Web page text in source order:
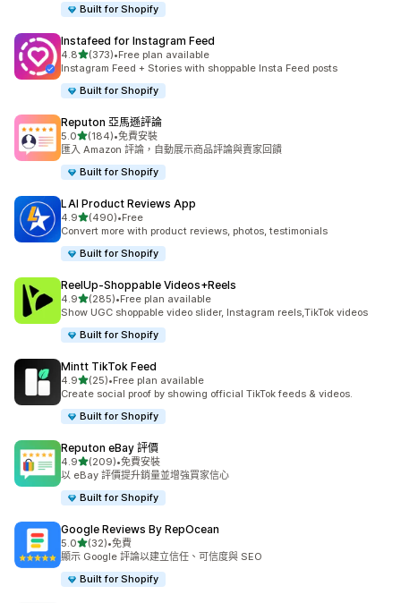
Built for Shopify
Instafeed for Instagram Feed
4.8滿分 5 顆星
(373)
共有 373 則評價
•Free plan available
Instagram Feed + Stories with shoppable Insta Feed posts
Built for Shopify
Reputon 亞馬遜評論
5.0滿分 5 顆星
(184)
共有 184 則評價
•免費安裝
匯入 Amazon 評論，自動展示商品評論與賣家回饋
Built for Shopify
LAI Product Reviews App
4.9滿分 5 顆星
(490)
共有 490 則評價
•Free
Convert more with product reviews, photos, testimonials
Built for Shopify
ReelUp‑Shoppable Videos+Reels
4.9滿分 5 顆星
(285)
共有 285 則評價
•Free plan available
Show UGC shoppable video slider, Instagram reels,TikTok videos
Built for Shopify
Mintt TikTok Feed
4.9滿分 5 顆星
(25)
共有 25 則評價
•Free plan available
Create social proof by showing official TikTok feeds & videos.
Built for Shopify
Reputon eBay 評價
4.9滿分 5 顆星
(209)
共有 209 則評價
•免費安裝
以 eBay 評價提升銷量並增強買家信心
Built for Shopify
Google Reviews By RepOcean
5.0滿分 5 顆星
(32)
共有 32 則評價
•免費
顯示 Google 評論以建立信任、可信度與 SEO
Built for Shopify